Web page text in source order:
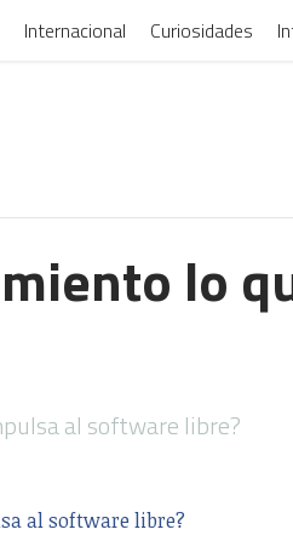
Internacional Curiosidades
lo
al software libre?
al software libre?